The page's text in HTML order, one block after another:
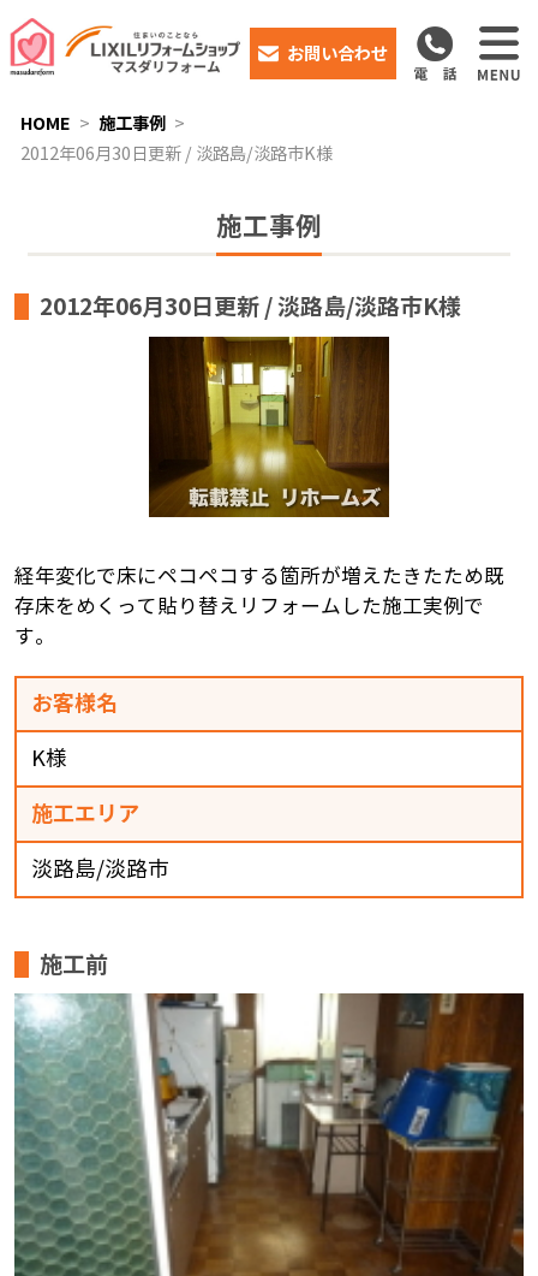
お問い合わせ
HOME
施工事例
2012年06月30日更新 / 淡路島/淡路市K様
施工事例
2012年06月30日更新 / 淡路島/淡路市K様
経年変化で床にペコペコする箇所が増えたきたため既
存床をめくって貼り替えリフォームした施工実例で
す。
お客様名
K様
施工エリア
淡路島/淡路市
施工前